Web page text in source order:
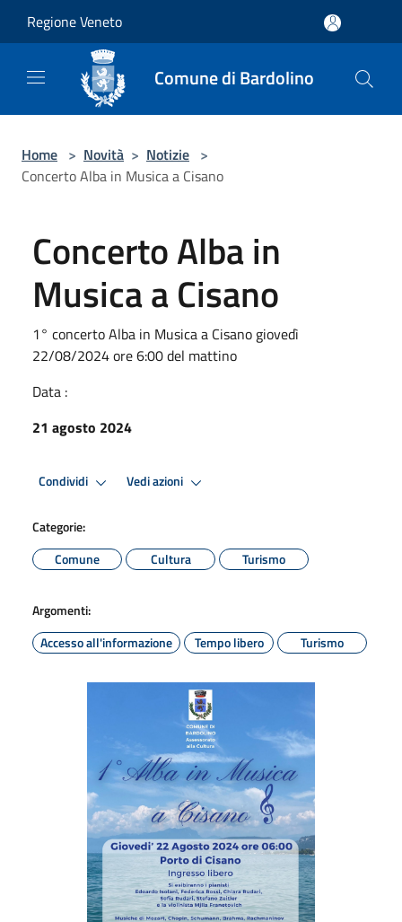
Regione Veneto
Comune di Bardolino
Home > Novità > Notizie >
Concerto Alba in Musica a Cisano
Concerto Alba in
Musica a Cisano
1° concerto Alba in Musica a Cisano giovedì
22/08/2024 ore 6:00 del mattino
Data :
21 agosto 2024
Condividi Vedi azioni
Categorie:
Comune
Cultura Turismo
Argomenti:
Accesso all'informazione
Tempo libero Turismo